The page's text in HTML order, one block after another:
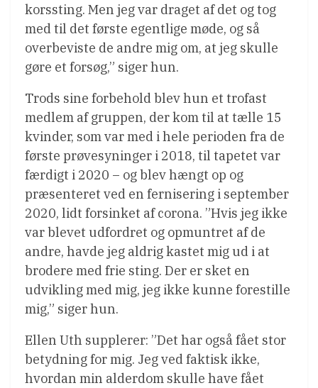
korssting. Men jeg var draget af det og tog
med til det første egentlige møde, og så
overbeviste de andre mig om, at jeg skulle
gøre et forsøg,” siger hun.
Trods sine forbehold blev hun et trofast
medlem af gruppen, der kom til at tælle 15
kvinder, som var med i hele perioden fra de
første prøvesyninger i 2018, til tapetet var
færdigt i 2020 – og blev hængt op og
præsenteret ved en fernisering i september
2020, lidt forsinket af corona. ”Hvis jeg ikke
var blevet udfordret og opmuntret af de
andre, havde jeg aldrig kastet mig ud i at
brodere med frie sting. Der er sket en
udvikling med mig, jeg ikke kunne forestille
mig,” siger hun.
Ellen Uth supplerer: ”Det har også fået stor
betydning for mig. Jeg ved faktisk ikke,
hvordan min alderdom skulle have fået